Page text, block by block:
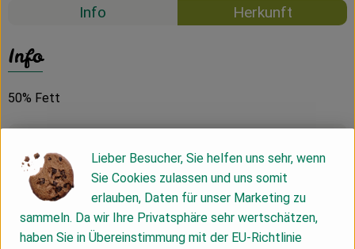
Info Herkunft
Info
50% Fett
Produktinformationen
Lieber Besucher, Sie helfen uns sehr, wenn
Sie Cookies zulassen und uns somit
erlauben, Daten für unser Marketing zu
sammeln. Da wir Ihre Privatsphäre sehr wertschätzen,
haben Sie in Übereinstimmung mit der EU-Richtlinie